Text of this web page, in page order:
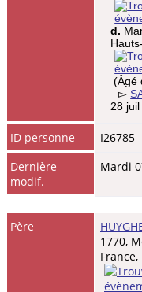
d.
(Âgé
▻
28
ID personne I26785
Dernière
modif.
Mardi
Père
1770,
France,